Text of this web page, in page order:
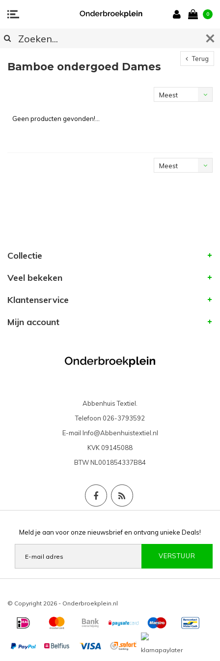
0
Terug
Bamboe ondergoed Dames
Meest
Geen producten gevonden!...
Meest
Collectie
Veel bekeken
Klantenservice
Mijn account
Abbenhuis Textiel.
Telefoon 026-3793592
E-mail Info@Abbenhuistextiel.nl
KVK 09145088
BTWNL001854337B84
Meld je aan voor onze nieuwsbrief en ontvang unieke Deals!
VERSTUUR
© Copyright 2026 - Onderbroekplein.nl